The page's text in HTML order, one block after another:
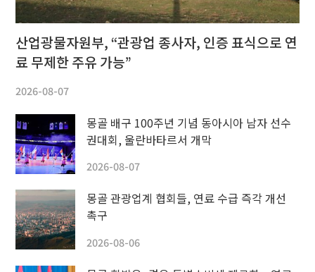
산업광물자원부, “관광업 종사자, 인증 표식으로 연
료 무제한 주유 가능”
2026-08-07
몽골 배구 100주년 기념 동아시아 남자 선수
권대회, 울란바타르서 개막
2026-08-07
몽골 관광업계 협회들, 연료 수급 즉각 개선
촉구
2026-08-06